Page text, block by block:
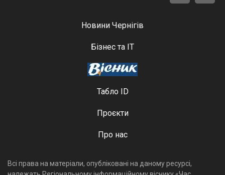
Новини Чернігів
Бізнес та ІТ
Табло ID
Проєкти
Про нас
Всі права на матеріали, опубліковані на даному ресурсі,